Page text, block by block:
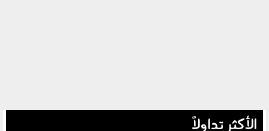
الأكثر تداولاً